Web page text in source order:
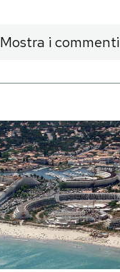
Mostra i commenti